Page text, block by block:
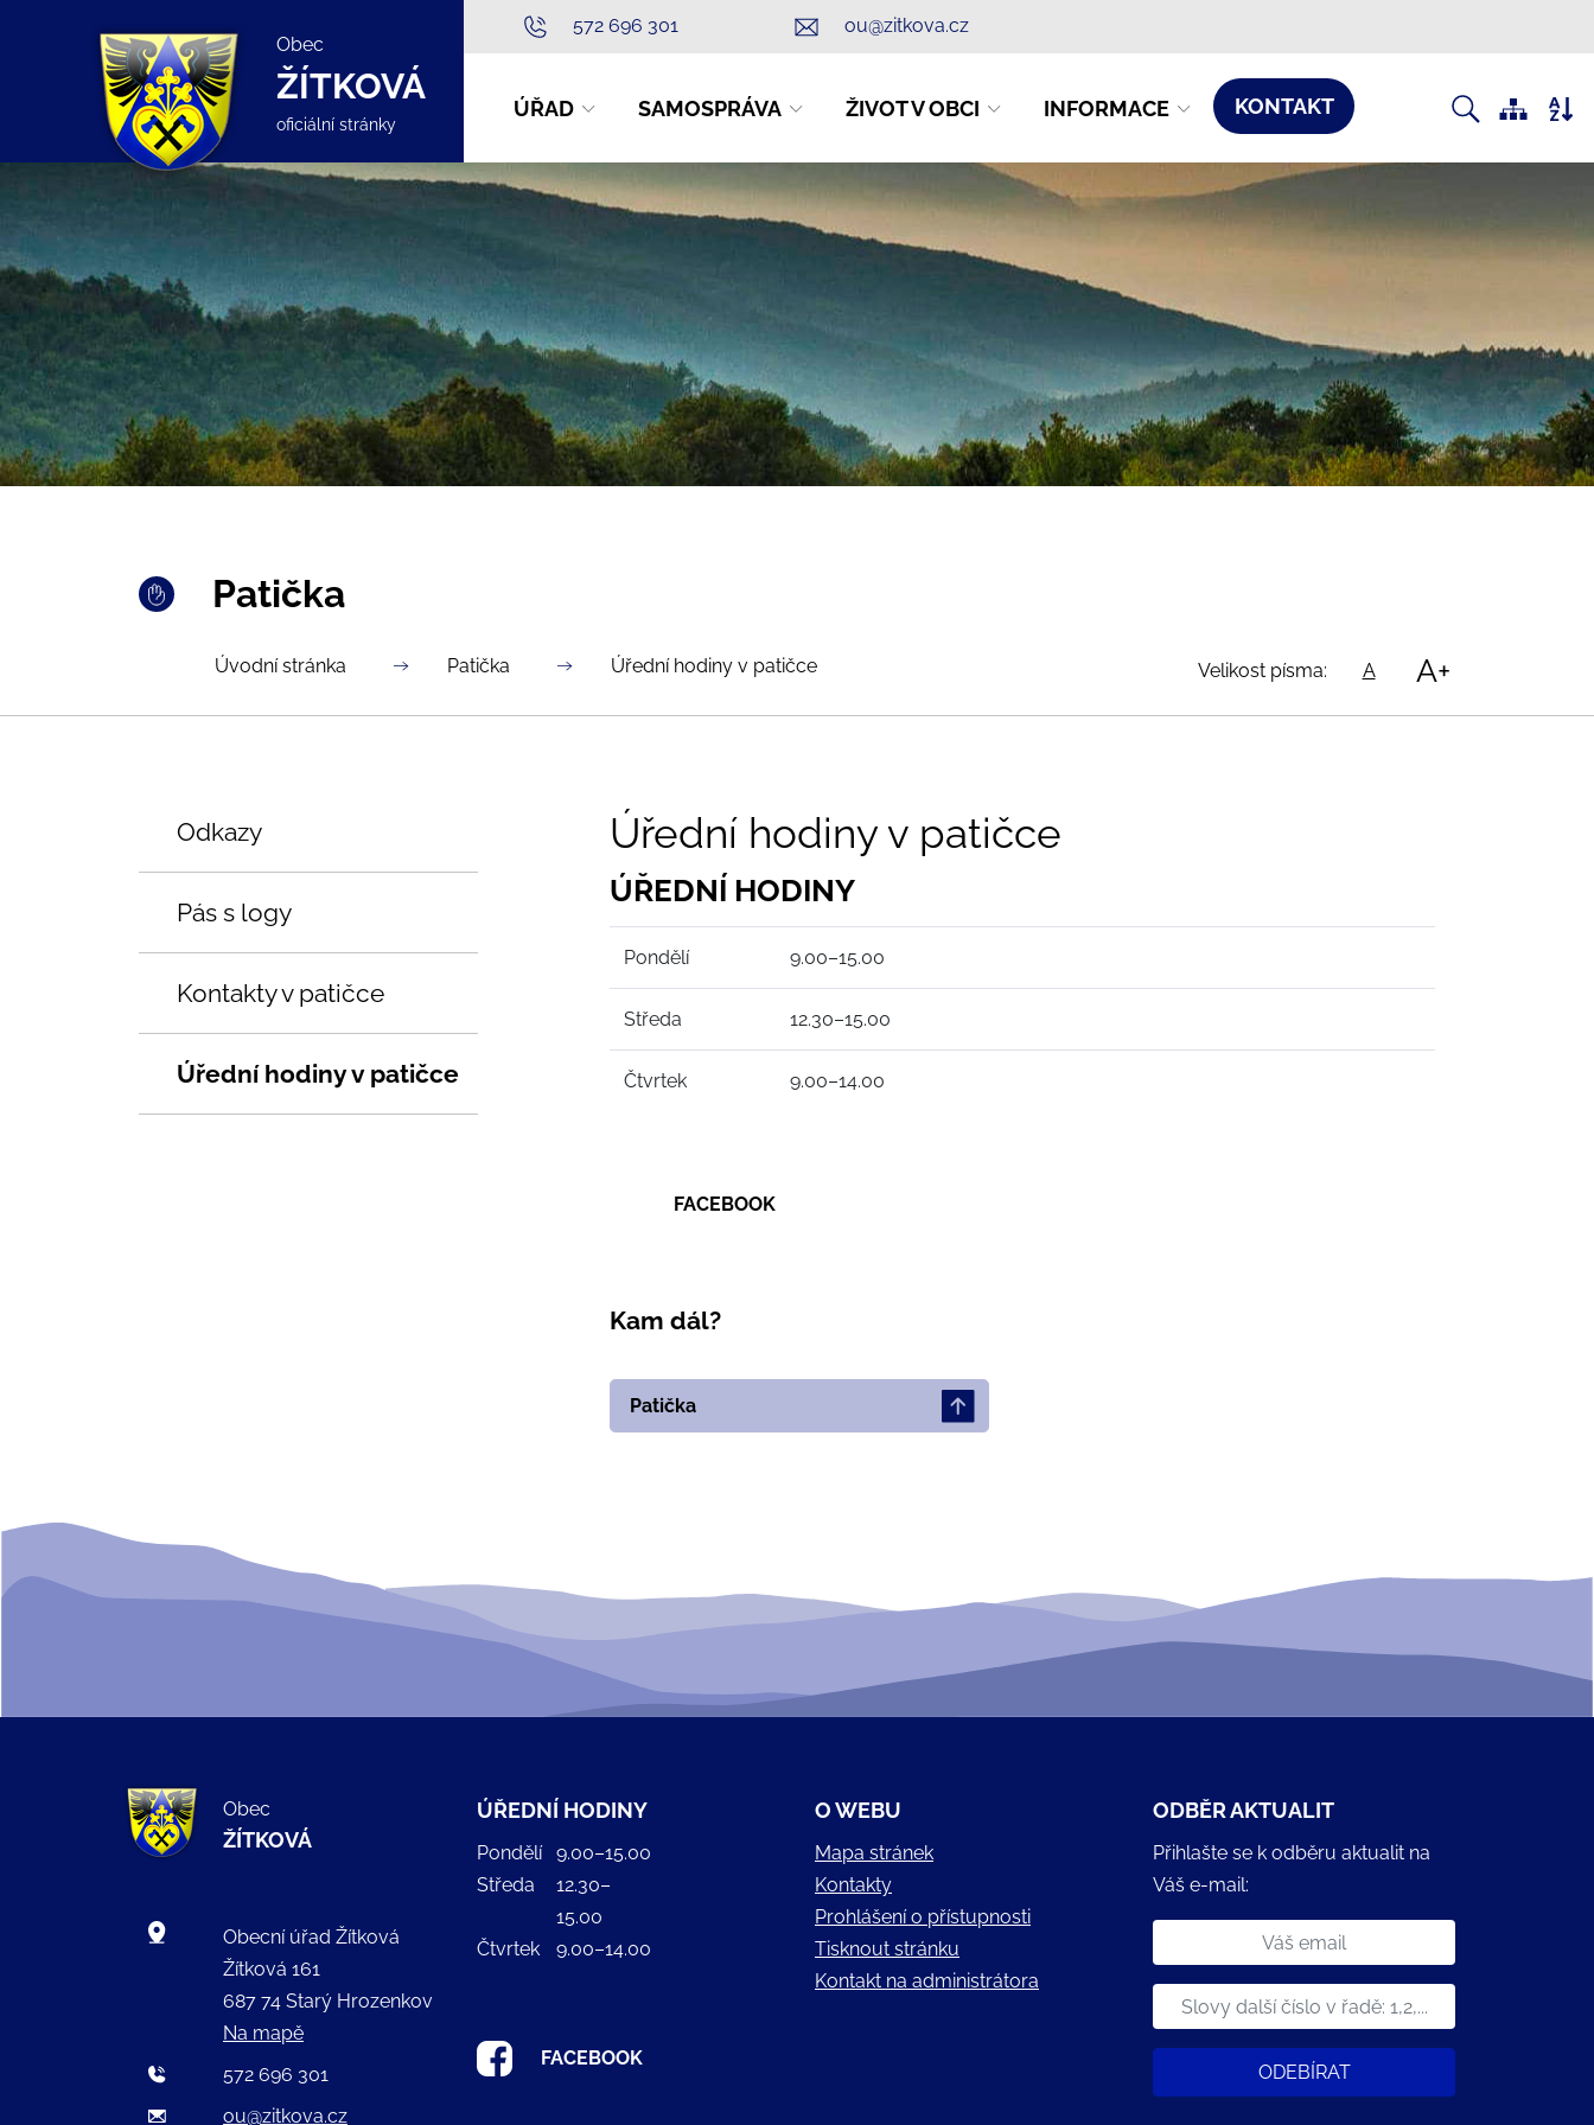
Obec
ŽÍTKOVÁ
oficiální stránky
572 696 301 ou@zitkova.cz
ÚŘAD SAMOSPRÁVA ŽIVOT V OBCI INFORMACE KONTAKT
Patička
Úvodní stránka Patička Úřední hodiny v patičce Velikost písma: A A+
Úřední hodiny v patičce
ÚŘEDNÍ HODINY
Pondělí 9.00–15.00
Středa 12.30–15.00
Čtvrtek 9.00–14.00
FACEBOOK
Kam dál?
Patička
Odkazy
Pás s logy
Kontakty v patičce
Úřední hodiny v patičce
Obec
ŽÍTKOVÁ
Obecní úřad Žítková
Žítková 161
687 74 Starý Hrozenkov
Na mapě
572 696 301
ou@zitkova.cz
ÚŘEDNÍ HODINY
Pondělí
9.00–15.00
Středa
12.30–
15.00
Čtvrtek
9.00–14.00
FACEBOOK
O WEBU
Mapa stránek
Kontakty
Prohlášení o přístupnosti
Tisknout stránku
Kontakt na administrátora
ODBĚR AKTUALIT
Přihlašte se k odběru aktualit na
Váš e-mail:
ODEBÍRAT